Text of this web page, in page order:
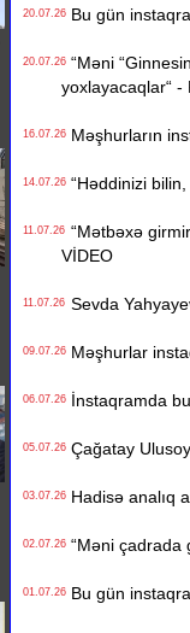
20.07.26Bu gün
20.07.26“Məni
yoxlayacaqlar“ -
16.07.26Məşhurların
14.07.26“Həddinizi bilin,
11.07.26“Mətbəxə
VİDEO
11.07.26Sevda
09.07.26Məşhurlar
06.07.26İnstaqramda bu
05.07.26Çağatay
03.07.26Hadisə analıq
02.07.26“Məni çadrada
01.07.26Bu gün